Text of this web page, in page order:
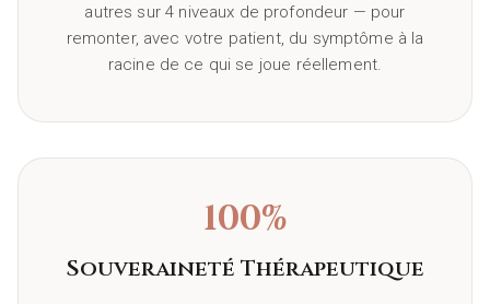
autres sur 4 niveaux de profondeur — pour
remonter, avec votre patient, du symptôme à la
racine de ce qui se joue réellement.
100%
Souveraineté Thérapeutique